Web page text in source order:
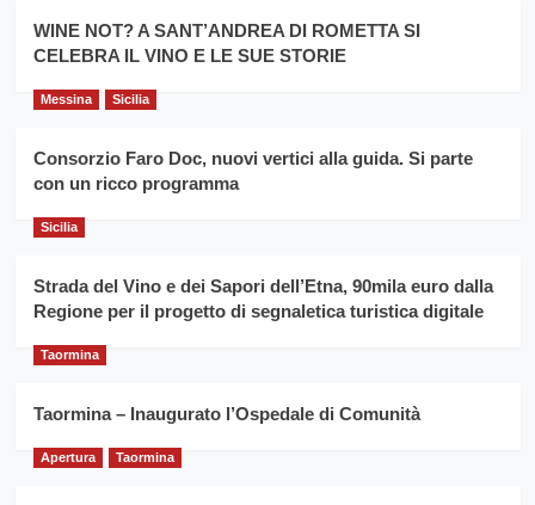
la
filiera
grano
per
il
anno
Franco
Caruso
WINE NOT? A SANT’ANDREA DI ROMETTA SI
CELEBRA IL VINO E LE SUE STORIE
Messina Sicilia
Consorzio Faro Doc, nuovi vertici alla guida. Si parte
con un ricco programma
Sicilia
Strada del Vino e dei Sapori dell’Etna, 90mila euro dalla
Regione per il progetto di segnaletica turistica digitale
Taormina
Taormina – Inaugurato l’Ospedale di Comunità
Apertura Taormina